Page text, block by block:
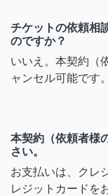
チケットの依頼相
のですか？
いいえ。本契約（
ャンセル可能です。
本契約（依頼者様
さい。
お支払いは、クレ
レジットカードを